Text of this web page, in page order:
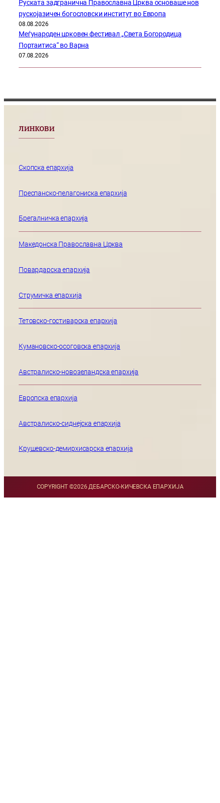
Руската задгранична Православна Црква основаше нов
рускојазичен богословски институт во Европа
08.08.2026
Меѓународен црковен фестивал „Света Богородица
Портаитиса“ во Варна
07.08.2026
ЛИНКОВИ
Скопска епархија
Преспанско-пелагониска епархија
Брегалничка епархија
Македонска Православна Црква
Повардарска епархија
Струмичка епархија
Тетовско-гостиварска епархија
Кумановско-осоговска епархија
Австралиско-новозеландска епархија
Европска епархија
Австралиско-сиднејска епархија
Крушевско-демирхисарска епархија
COPYRIGHT ©2026 ДЕБАРСКО-КИЧЕВСКА ЕПАРХИЈА